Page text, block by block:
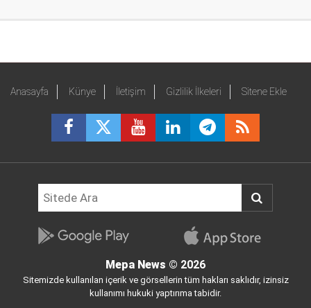
Anasayfa Künye İletişim Gizlilik İlkeleri Sitene Ekle
Mepa News © 2026
Sitemizde kullanılan içerik ve görsellerin tüm hakları saklıdır, izinsiz
kullanımı hukuki yaptırıma tabidir.